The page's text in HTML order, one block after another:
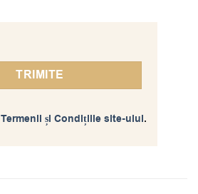
Termenii și Condițiile site-ului.